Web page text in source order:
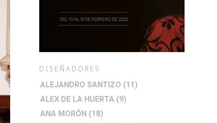
DISEÑADORES
ALEJANDRO SANTIZO (11)
ALEX DE LA HUERTA (9)
ANA MORÓN (18)